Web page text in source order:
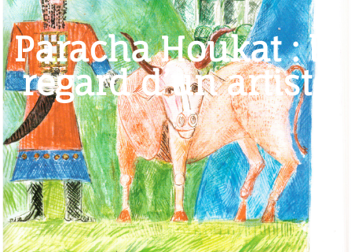
Paracha Houkat : le
regard d’un artiste